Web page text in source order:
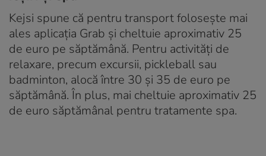
Kejsi spune că pentru transport folosește mai
ales aplicația Grab și cheltuie aproximativ 25
de euro pe săptămână. Pentru activități de
relaxare, precum excursii, pickleball sau
badminton, alocă între 30 și 35 de euro pe
săptămână. În plus, mai cheltuie aproximativ 25
de euro săptămânal pentru tratamente spa.